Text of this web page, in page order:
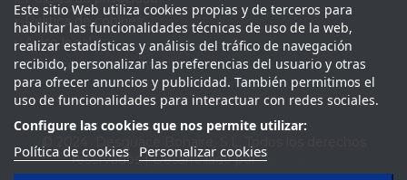
Política de cookies
Aviso legal
Condiciones de venta
Este sitio Web utiliza cookies propias y de terceros para
habilitar las funcionalidades técnicas de uso de la web,
realizar estadísticas y análisis del tráfico de navegación
recibido, personalizar las preferencias del usuario y otras
para ofrecer anuncios y publicidad. También permitimos el
uso de funcionalidades para interactuar con redes sociales.
Configure las cookies que nos permite utilizar:
Política de cookies Personalizar cookies
reservados | Desarrollado porSeintosoft